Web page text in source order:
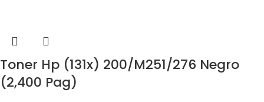
Toner Hp (131x) 200/M251/276 Negro
(2,400 Pag)